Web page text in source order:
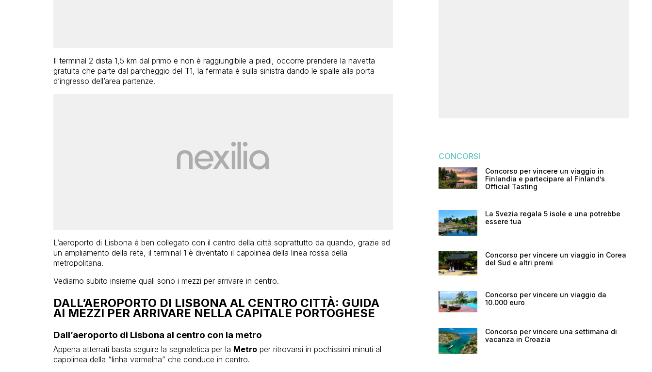
Il terminal 2 dista 1,5 km dal primo e non è raggiungibile a piedi, occorre prendere la navetta
gratuita che parte dal parcheggio del T1, la fermata è sulla sinistra dando le spalle alla porta
d’ingresso dell’area partenze.
L’aeroporto di Lisbona è ben collegato con il centro della città soprattutto da quando, grazie ad
un ampliamento della rete, il terminal 1 è diventato il capolinea della linea rossa della
metropolitana.
Vediamo subito insieme quali sono i mezzi per arrivare in centro.
DALL’AEROPORTO DI LISBONA AL CENTRO CITTÀ: GUIDA
AI MEZZI PER ARRIVARE NELLA CAPITALE PORTOGHESE
Dall’aeroporto di Lisbona al centro con la metro
Appena atterrati basta seguire la segnaletica per la Metroper ritrovarsi in pochissimi minuti al
capolinea della “linha vermelha” che conduce in centro.
CONCORSI
Concorso per vincere un viaggio in
Finlandia e partecipare al Finland’s
Official Tasting
La Svezia regala 5 isole e una potrebbe
essere tua
Concorso per vincere un viaggio in Corea
del Sud e altri premi
Concorso per vincere un viaggio da
10.000 euro
Concorso per vincere una settimana di
vacanza in Croazia